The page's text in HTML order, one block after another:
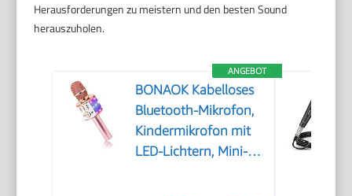
Herausforderungen zu meistern und den besten Sound
herauszuholen.
ANGEBOT
BONAOK Kabelloses
Bluetooth-Mikrofon,
Kindermikrofon mit
LED-Lichtern, Mini-